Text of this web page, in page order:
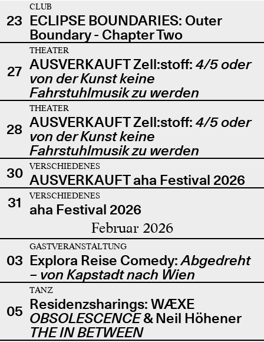
23
CLUB
ECLIPSE BOUNDARIES: Outer
Boundary - Chapter Two
27
THEATER
AUSVERKAUFT Zell:stoff: 4/5 oder
von der Kunst keine
Fahrstuhlmusik zu werden
28
THEATER
AUSVERKAUFT Zell:stoff: 4/5 oder
von der Kunst keine
Fahrstuhlmusik zu werden
30
VERSCHIEDENES
AUSVERKAUFT aha Festival 2026
31
VERSCHIEDENES
aha Festival 2026
Februar 2026
03
GASTVERANSTALTUNG
Explora Reise Comedy:Abgedreht
– von Kapstadt nach Wien
05
TANZ
Residenzsharings: WÆXE
OBSOLESCENCE& Neil Höhener
THE IN BETWEEN